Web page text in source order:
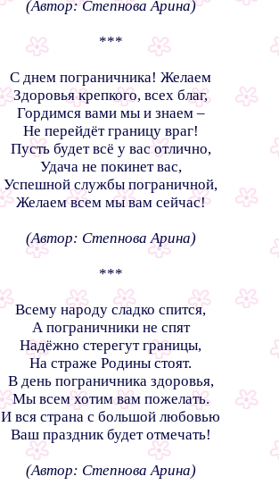
(Автор: Степнова Арина)
***
С днем пограничника! Желаем
Здоровья крепкого, всех благ,
Гордимся вами мы и знаем –
Не перейдёт границу враг!
Пусть будет всё у вас отлично,
Удача не покинет вас,
Успешной службы пограничной,
Желаем всем мы вам сейчас!
(Автор: Степнова Арина)
***
Всему народу сладко спится,
А пограничники не спят
Надёжно стерегут границы,
На страже Родины стоят.
В день пограничника здоровья,
Мы всем хотим вам пожелать.
И вся страна с большой любовью
Ваш праздник будет отмечать!
(Автор: Степнова Арина)